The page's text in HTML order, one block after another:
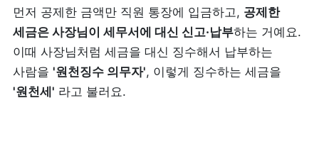
서비스업
뷰티 SDK·API 연동
먼저 공제한 금액만 직원 통장에 입금하고, 공제한
세금은 사장님이 세무서에 대신 신고·납부하는 거예요.
이때 사장님처럼 세금을 대신 징수해서 납부하는
사람을 '원천징수 의무자'
'원천세' 라고 불러요.